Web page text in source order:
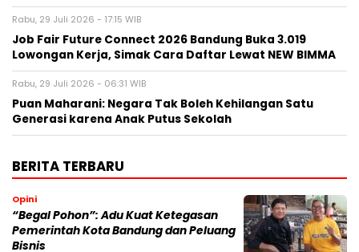
Rabu, 29 Juli 2026 - 17:15 WIB
Job Fair Future Connect 2026 Bandung Buka 3.019
Lowongan Kerja, Simak Cara Daftar Lewat NEW BIMMA
Rabu, 29 Juli 2026 - 06:31 WIB
Puan Maharani: Negara Tak Boleh Kehilangan Satu
Generasi karena Anak Putus Sekolah
BERITA TERBARU
Opini
“Begal Pohon”: Adu Kuat Ketegasan
Pemerintah Kota Bandung dan Peluang
Bisnis